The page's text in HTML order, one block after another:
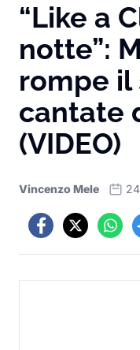
“Like a
notte”:
rompe il
cantate
(VIDEO)
Vincenzo Mele